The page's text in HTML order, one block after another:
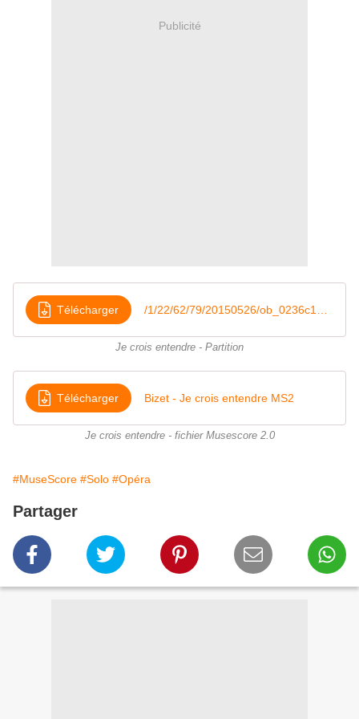
Publicité
Télécharger
Je crois entendre - Partition
Télécharger Bizet - Je crois entendre MS2
Je crois entendre - fichier Musescore 2.0
#MuseScore #Solo #Opéra
Partager